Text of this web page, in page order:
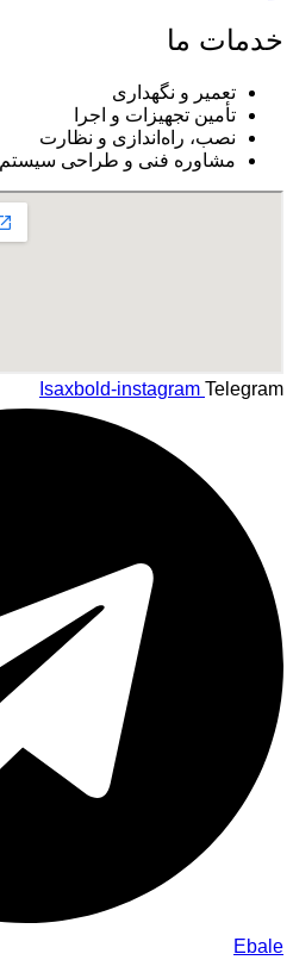
خدمات ما
تعمیر و نگهداری
تأمین تجهیزات و اجرا
نصب، راه‌اندازی و نظارت
مشاوره فنی و طراحی سیستم
Isaxbold-instagram Telegram
Ebale